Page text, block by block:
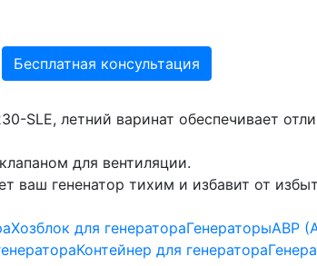
Бесплатная консультация
SLE, летний варинат обеспечивает
для вентиляции.
ваш гененатор тихим и избавит от
Хозблок для генератораГенераторыАВР
Контейнер для генератора